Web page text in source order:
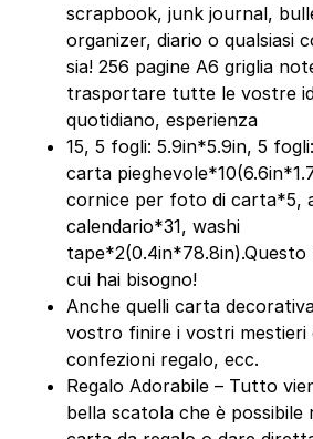
scrapbook, junk journal,
organizer, diario o qualsiasi
sia! 256 pagine A6 griglia
trasportare tutte le vostre
quotidiano, esperienza
15, 5 fogli: 5.9in*5.9in, 5
carta
cornice per foto di carta*5,
calendario*31, washi
cui hai bisogno!
Anche quelli carta
vostro finire i vostri mestieri
confezioni regalo, ecc.
Regalo Adorabile – Tutto
bella scatola che è